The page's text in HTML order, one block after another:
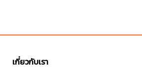
เกี่ยวกับเรา